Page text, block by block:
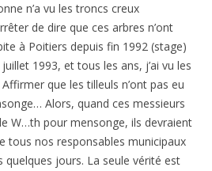
n’a vu les troncs creux
de dire que ces arbres n’ont
à Poitiers depuis fin 1992 (stage)
1993, et tous les ans, j’ai vu les
que les tilleuls n’ont pas eu
Alors, quand ces messieurs
W…th pour mensonge, ils devraient
tous nos responsables municipaux
jours. La seule vérité est